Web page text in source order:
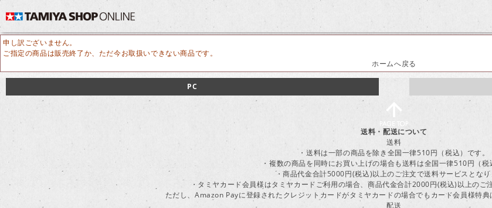
申し訳ございません。
ご指定の商品は販売終了か、ただ今お取扱いできない商品です。
ホームへ戻る
PC
送料・配送について
送料
・送料は一部の商品を除き全国一律510円（税込）です。
・複数の商品を同時にお買い上げの場合も送料は全国一律510円（税
・商品代金合計5000円(税込)以上のご注文で送料サービスとなり
・タミヤカード会員様はタミヤカードご利用の場合、商品代金合計2000円(税込)以上のご
ただし、Amazon Payに登録されたクレジットカードがタミヤカードの場合でもカード会員様特典
配送